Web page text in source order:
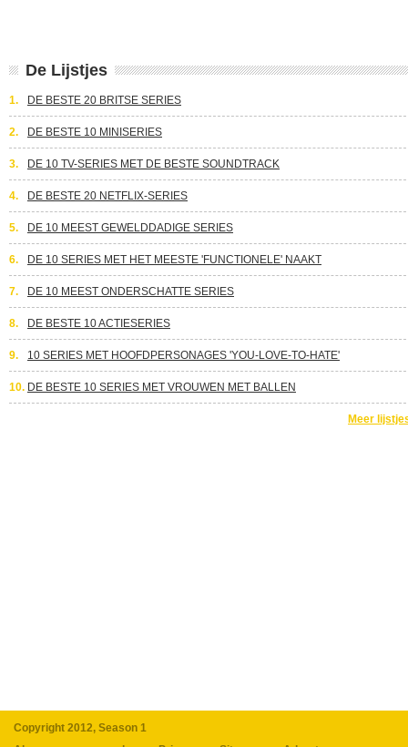
De Lijstjes
1. DE BESTE 20 BRITSE SERIES
2. DE BESTE 10 MINISERIES
3. DE 10 TV-SERIES MET DE BESTE SOUNDTRACK
4. DE BESTE 20 NETFLIX-SERIES
5. DE 10 MEEST GEWELDDADIGE SERIES
6. DE 10 SERIES MET HET MEESTE 'FUNCTIONELE' NAAKT
7. DE 10 MEEST ONDERSCHATTE SERIES
8. DE BESTE 10 ACTIESERIES
9. 10 SERIES MET HOOFDPERSONAGES 'YOU-LOVE-TO-HATE'
10. DE BESTE 10 SERIES MET VROUWEN MET BALLEN
Meer
Copyright 2012, Season 1